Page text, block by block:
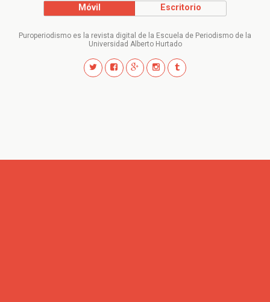
Móvil Escritorio
Puroperiodismo es la revista digital de la Escuela de Periodismo de la
Universidad Alberto Hurtado